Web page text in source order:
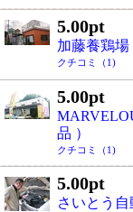
5.00pt
加藤養鶏場
クチコミ（1)
5.00pt
品 ）
クチコミ（1)
5.00pt
さいとう自